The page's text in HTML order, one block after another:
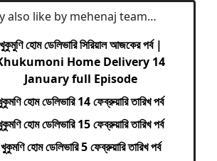
also like by mehenaj team…
খুকুমুণি হোম ডেলিভারি সিরিয়াল আজকের পর্ব |
Home Delivery 14
January full Episode
হোম ডেলিভারি 14 ফেব্রুয়ারি তারিখ পর্ব
হোম ডেলিভারি 15 ফেব্রুয়ারি তারিখ পর্ব
খুকুমণি হোম ডেলিভারি 5 ফেব্রুয়ারি তারিখ পর্ব